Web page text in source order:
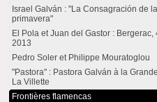
Israel Galván : "La Consagración de la
primavera"
El Pola et Juan del Gastor : Bergerac,
2013
Pedro Soler et Philippe Mouratoglou
"Pastora" : Pastora Galván à la
La Villette
Frontières flamencas